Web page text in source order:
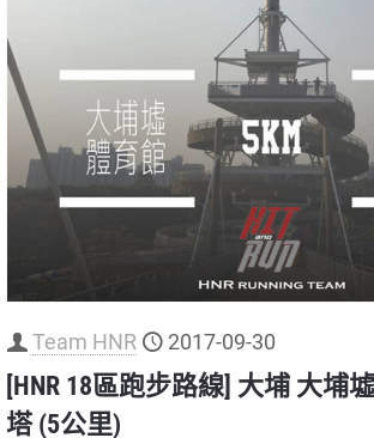
Team HNR 2017-09-30
[HNR 18區跑步路線] 大埔 大埔
塔 (5公里)